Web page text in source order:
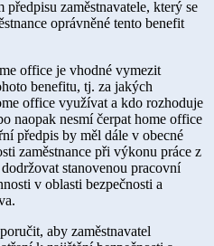
zaměstnavatele, který se
oprávněné tento benefit
office je vhodné vymezit
benefitu, tj. za jakých
office využívat a kdo rozhoduje
naopak nesmí čerpat home office
předpis by měl dále v obecné
zaměstnance při výkonu práce z
stanovenou pracovní
v oblasti bezpečnosti a
aby zaměstnavatel